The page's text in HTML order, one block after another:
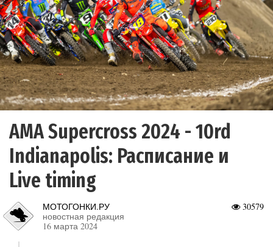
AMA Supercross 2024 - 10rd
Indianapolis: Расписание и
Live timing
30579
МОТОГОНКИ.РУ
новостная редакция
16 марта 2024